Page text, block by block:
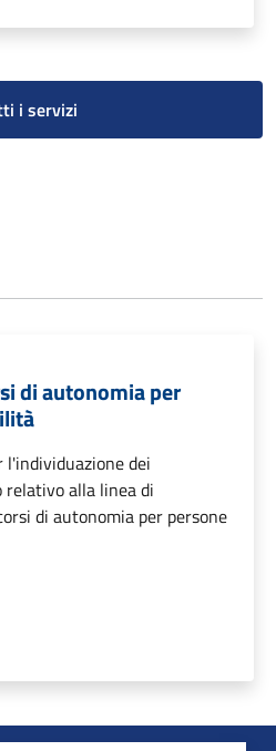
i servizi
di autonomia per
l'individuazione dei
alla linea di
di autonomia per persone